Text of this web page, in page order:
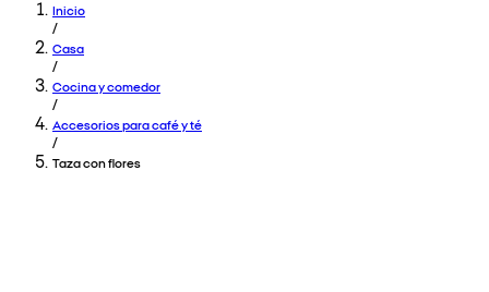
Inicio
/
Casa
/
Cocina y comedor
/
Accesorios para café y té
/
Taza con flores